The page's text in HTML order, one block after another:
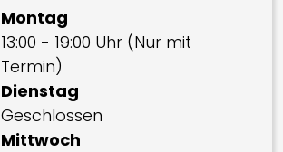
Montag
13:00 - 19:00 Uhr (Nur mit
Termin)
Dienstag
Geschlossen
Mittwoch